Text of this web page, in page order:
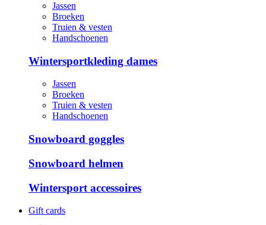
Jassen
Broeken
Truien & vesten
Handschoenen
Wintersportkleding dames
Jassen
Broeken
Truien & vesten
Handschoenen
Snowboard goggles
Snowboard helmen
Wintersport accessoires
Gift cards